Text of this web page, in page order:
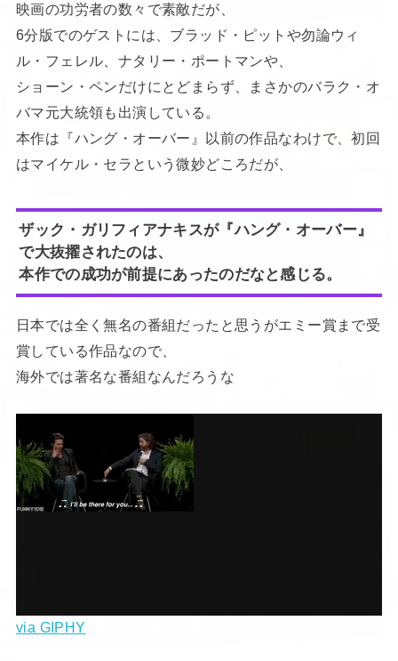
映画の功労者の数々で素敵だが、
6分版でのゲストには、ブラッド・ピットや勿論ウィ
ル・フェレル、ナタリー・ポートマンや、
ショーン・ペンだけにとどまらず、まさかのバラク・オ
バマ元大統領も出演している。
本作は『ハング・オーバー』以前の作品なわけで、初回
はマイケル・セラという微妙どころだが、
ザック・ガリフィアナキスが『ハング・オーバー』
で大抜擢されたのは、
本作での成功が前提にあったのだなと感じる。
日本では全く無名の番組だったと思うがエミー賞まで受
賞している作品なので、
海外では著名な番組なんだろうな
via GIPHY